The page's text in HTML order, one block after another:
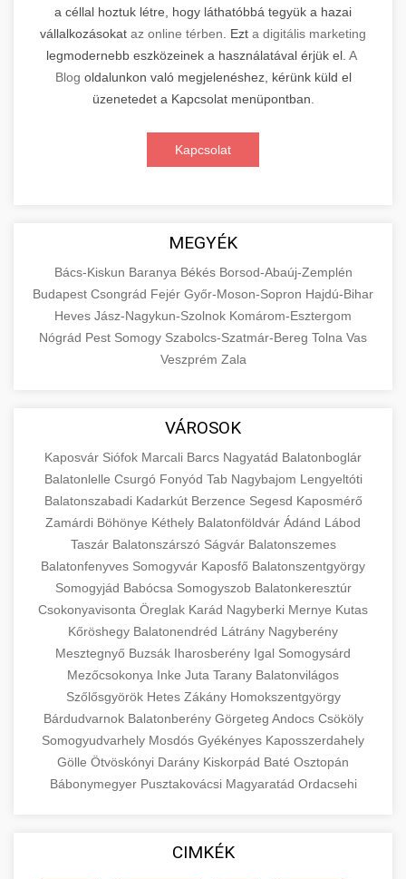
a céllal hoztuk létre, hogy láthatóbbá tegyük a hazai
vállalkozásokat az online térben . Ezt a digitális marketing
legmodernebb eszközeinek a használatával érjük el. A
Blog oldalunkon való megjelenéshez, kérünk küld el
üzenetedet a Kapcsolat menüpontban.
Kapcsolat
MEGYÉK
Bács-Kiskun Baranya Békés Borsod-Abaúj-Zemplén
Budapest Csongrád Fejér Győr-Moson-Sopron Hajdú-Bihar
Heves Jász-Nagykun-Szolnok Komárom-Esztergom
Nógrád Pest Somogy Szabolcs-Szatmár-Bereg Tolna Vas
Veszprém Zala
VÁROSOK
Kaposvár Siófok Marcali Barcs Nagyatád Balatonboglár
Balatonlelle Csurgó Fonyód Tab Nagybajom Lengyeltóti
Balatonszabadi Kadarkút Berzence Segesd Kaposmérő
Zamárdi Böhönye Kéthely Balatonföldvár Ádánd Lábod
Taszár Balatonszárszó Ságvár Balatonszemes
Balatonfenyves Somogyvár Kaposfő Balatonszentgyörgy
Somogyjád Babócsa Somogyszob Balatonkeresztúr
Csokonyavisonta Öreglak Karád Nagyberki Mernye Kutas
Kőröshegy Balatonendréd Látrány Nagyberény
Mesztegnyő Buzsák Iharosberény Igal Somogysárd
Mezőcsokonya Inke Juta Tarany Balatonvilágos
Szőlősgyörök Hetes Zákány Homokszentgyörgy
Bárdudvarnok Balatonberény Görgeteg Andocs Csököly
Somogyudvarhely Mosdós Gyékényes Kaposszerdahely
Gölle Ötvöskónyi Darány Kiskorpád Baté Osztopán
Bábonymegyer Pusztakovácsi Magyaratád Ordacsehi
CIMKÉK